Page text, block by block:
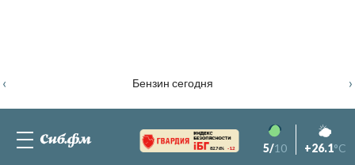
Бензин сегодня
‹ ›
82.76% -1.2 5/10 +26.1°C